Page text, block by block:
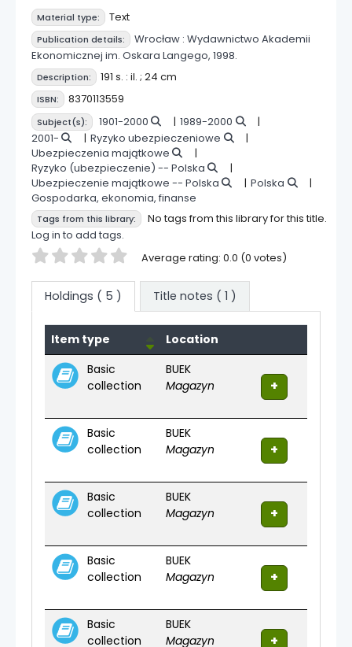
Material type: Text
Publication details: Wrocław : Wydawnictwo Akademii
Ekonomicznej im. Oskara Langego, 1998.
Description: 191 s. : il. ; 24 cm
ISBN: 8370113559
Subject(s): 1901-2000
1989-2000
2001-
Ryzyko ubezpieczeniowe
Ubezpieczenia majątkowe
Ryzyko (ubezpieczenie) -- Polska
Ubezpieczenie majątkowe -- Polska
Polska
Gospodarka, ekonomia, finanse
Tags from this library:
No tags from this library for this title.
Log in to add tags.
Star ratings Average rating: 0.0 (0 votes)
Holdings ( 5 ) Title notes ( 1 )
Holdings
Item type
Location
Basic
collection
BUEK
Magazyn
Basic
collection
BUEK
Magazyn
Basic
collection
BUEK
Magazyn
Basic
collection
BUEK
Magazyn
Basic
collection
BUEK
Magazyn